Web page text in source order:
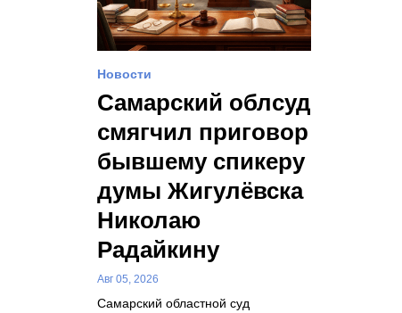
Новости
Самарский облсуд
смягчил приговор
бывшему спикеру
думы Жигулёвска
Николаю
Радайкину
Авг 05, 2026
Самарский областной суд